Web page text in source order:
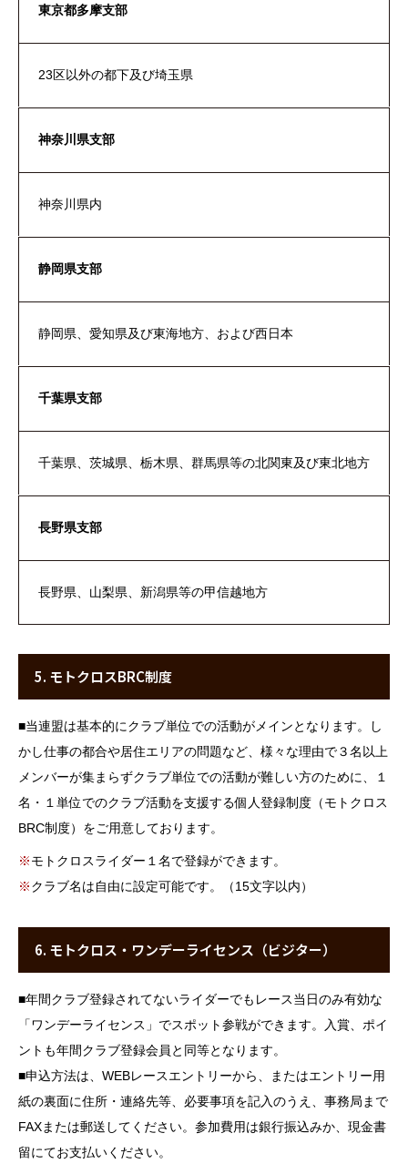
東京都多摩支部
23区以外の都下及び埼玉県
神奈川県支部
神奈川県内
静岡県支部
静岡県、愛知県及び東海地方、および西日本
千葉県支部
千葉県、茨城県、栃木県、群馬県等の北関東及び東北地方
長野県支部
長野県、山梨県、新潟県等の甲信越地方
5. モトクロスBRC制度
■当連盟は基本的にクラブ単位での活動がメインとなります。し
かし仕事の都合や居住エリアの問題など、様々な理由で３名以上
メンバーが集まらずクラブ単位での活動が難しい方のために、１
名・１単位でのクラブ活動を支援する個人登録制度（モトクロス
BRC制度）をご用意しております。
※モトクロスライダー１名で登録ができます。
※クラブ名は自由に設定可能です。（15文字以内）
6. モトクロス・ワンデーライセンス（ビジター）
■年間クラブ登録されてないライダーでもレース当日のみ有効な
「ワンデーライセンス」でスポット参戦ができます。入賞、ポイ
ントも年間クラブ登録会員と同等となります。
■申込方法は、WEBレースエントリーから、またはエントリー用
紙の裏面に住所・連絡先等、必要事項を記入のうえ、事務局まで
FAXまたは郵送してください。参加費用は銀行振込みか、現金書
留にてお支払いください。